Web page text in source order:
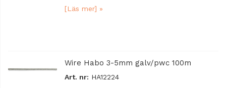
[Läs mer] »
Wire Habo 3-5mm galv/pwc 100m
Art. nr: HA12224